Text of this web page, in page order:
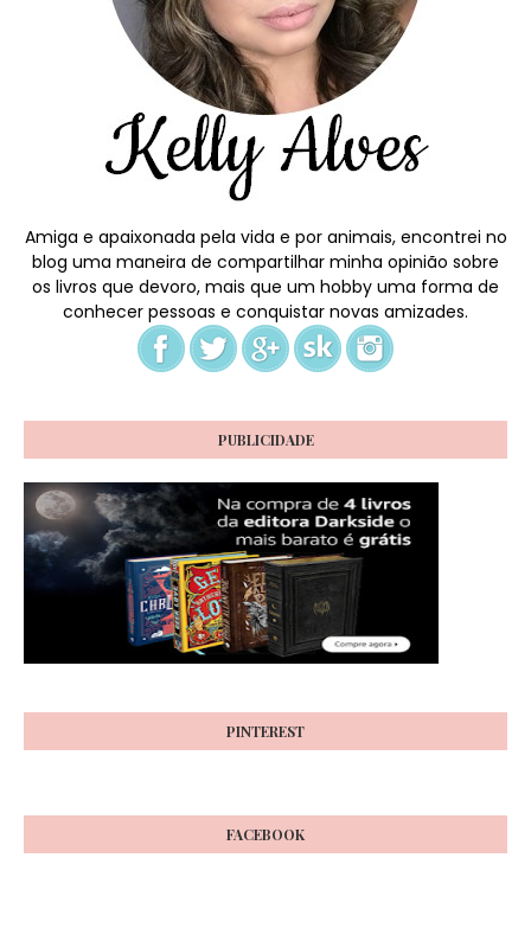
Amiga e apaixonada pela vida e por animais, encontrei no
blog uma maneira de compartilhar minha opinião sobre
os livros que devoro, mais que um hobby uma forma de
conhecer pessoas e conquistar novas amizades.
PUBLICIDADE
PINTEREST
FACEBOOK